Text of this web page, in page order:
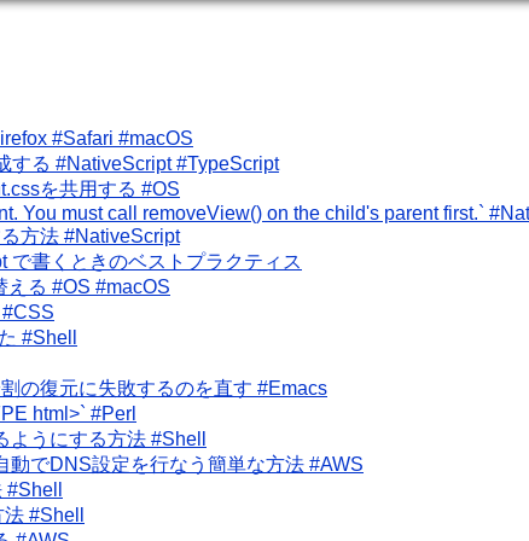
#Safari #macOS
する #NativeScript #TypeScript
を共用する #OS
You must call removeView() on the child's parent first.`
方法 #NativeScript
で書くときのベストプラクティス
える #OS #macOS
#Shell
の復元に失敗するのを直す #Emacs
html>` #Perl
うにする方法 #Shell
でDNS設定を行なう簡単な方法 #AWS
#Shell